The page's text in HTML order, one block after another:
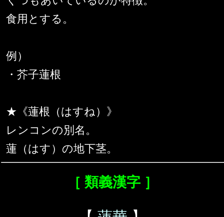
食用とする。
例）
・芥子蓮根
★《蓮根（はすね）》
レンコンの別名。
蓮（はす）の地下茎。
［ 類義漢字 ］